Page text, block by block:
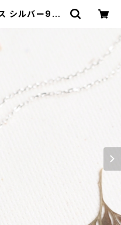
シルバー925
アクセサリー
指輪 ギフト